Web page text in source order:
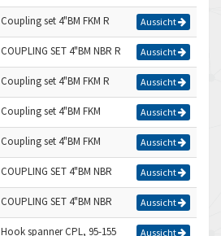
Coupling set 4"BM FKM R Aussicht
COUPLING SET 4"BM NBR R Aussicht
Coupling set 4"BM FKM R Aussicht
Coupling set 4"BM FKM Aussicht
Coupling set 4"BM FKM Aussicht
COUPLING SET 4"BM NBR Aussicht
COUPLING SET 4"BM NBR Aussicht
Hook spanner CPL, 95-155
Aussicht